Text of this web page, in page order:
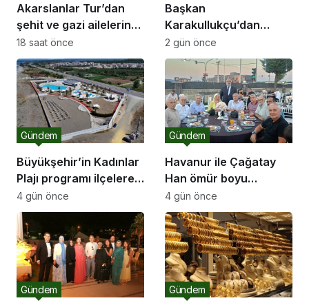
Akarslanlar Tur’dan
şehit ve gazi ailelerine
anlamlı destek
18 saat önce
Başkan
Karakullukçu’dan
Sakarya Muşlular
Derneği’ne ziyaret
2 gün önce
Büyükşehir’in Kadınlar
Plajı programı ilçelere
açılıyor
Gündem
4 gün önce
Havanur ile Çağatay
Han ömür boyu
mutluluğa “Evet” dedi
Gündem
4 gün önce
Gündem Gündem